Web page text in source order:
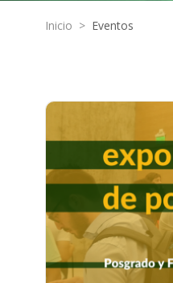
Inicio > Eventos